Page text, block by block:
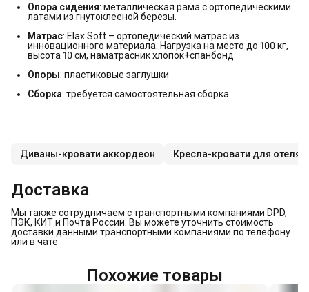
Опора сидения: металлическая рама с ортопедическими
латами из гнутоклееной березы.
Матрас: Elax Soft – ортопедический матрас из
инновационного материала. Нагрузка на место до 100 кг,
высота 10 см, наматрасник хлопок+спанбонд
Опоры: пластиковые заглушки
Сборка: требуется самостоятельная сборка
Диваны-кровати аккордеон Кресла-кровати для отеля
Доставка
Мы также сотрудничаем с транспортными компаниями DPD,
ПЭК, КИТ и Почта России. Вы можете уточнить стоимость
доставки данными транспортными компаниями по телефону
или в чате
Похожие товары